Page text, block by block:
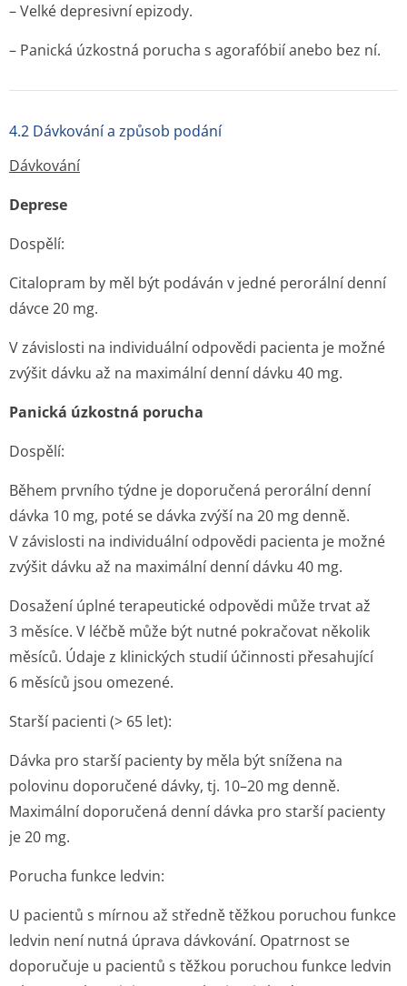
– Velké depresivní epizody.
– Panická úzkostná porucha s agorafóbií anebo bez ní.
4.2 Dávkování a způsob podání
Dávkování
Deprese
Dospělí:
Citalopram by měl být podáván v jedné perorální denní
dávce 20 mg.
V závislosti na individuální odpovědi pacienta je možné
zvýšit dávku až na maximální denní dávku 40 mg.
Panická úzkostná porucha
Dospělí:
Během prvního týdne je doporučená perorální denní
dávka 10 mg, poté se dávka zvýší na 20 mg denně.
V závislosti na individuální odpovědi pacienta je možné
zvýšit dávku až na maximální denní dávku 40 mg.
Dosažení úplné terapeutické odpovědi může trvat až
3 měsíce. V léčbě může být nutné pokračovat několik
měsíců. Údaje z klinických studií účinnosti přesahující
6 měsíců jsou omezené.
Starší pacienti (> 65 let):
Dávka pro starší pacienty by měla být snížena na
polovinu doporučené dávky, tj. 10–20 mg denně.
Maximální doporučená denní dávka pro starší pacienty
je 20 mg.
Porucha funkce ledvin:
U pacientů s mírnou až středně těžkou poruchou funkce
ledvin není nutná úprava dávkování. Opatrnost se
doporučuje u pacientů s těžkou poruchou funkce ledvin